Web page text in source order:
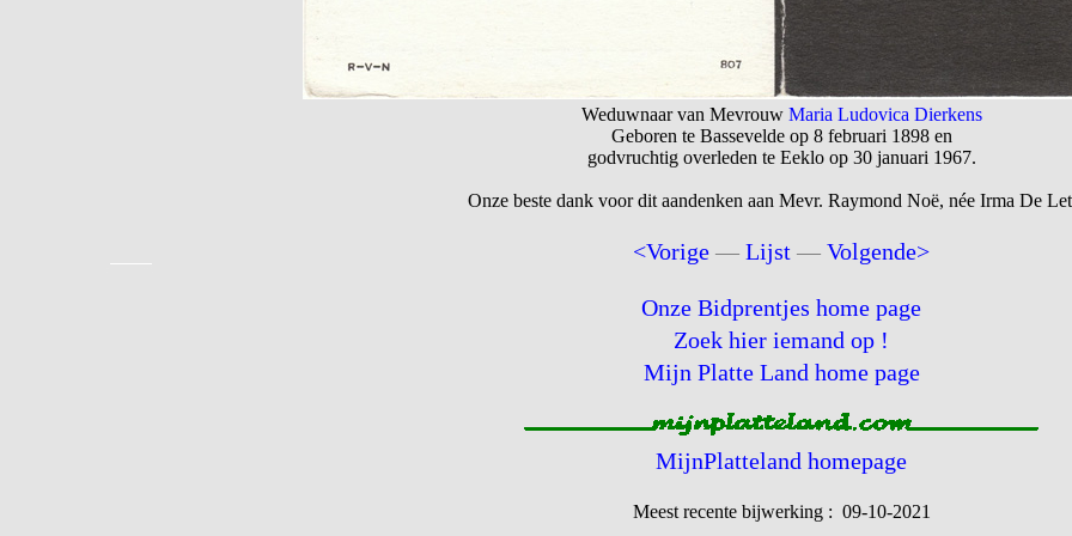
Weduwnaar van Mevrouw Maria Ludovica Dierkens
Geboren te Bassevelde op 8 februari 1898 en
godvruchtig overleden te Eeklo op 30 januari 1967.
Onze beste dank voor dit aandenken aan Mevr. Raymond Noë, née Irma De
<Vorige —Lijst —Volgende>
Onze Bidprentjes home page
Zoek hier iemand op !
Mijn Platte Land home page
MijnPlatteland homepage
Meest recente bijwerking : 09-10-2021